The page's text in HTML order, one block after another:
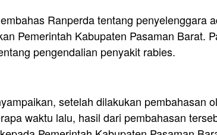
Ranperda tentang penyelenggara
Pemerintah Kabupaten Pasaman Barat.
pengendalian penyakit rabies.
setelah dilakukan pembahasan
waktu lalu, hasil dari pembahasan